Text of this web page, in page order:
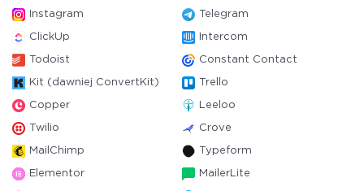
Instagram Telegram
ClickUp Intercom
Todoist Constant Contact
Kit (dawniej ConvertKit) Trello
Copper Leeloo
Twilio Crove
MailChimp Typeform
Elementor MailerLite